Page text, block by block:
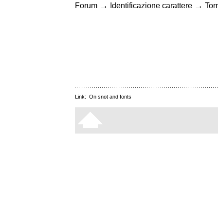
Forum → Identificazione carattere →
Link: On snot and fonts